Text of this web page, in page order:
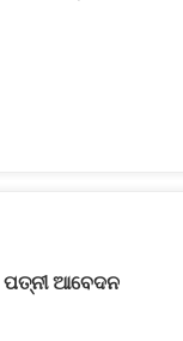
ଆବେଦନ